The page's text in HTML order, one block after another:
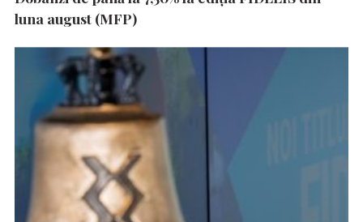
luna august (MFP)